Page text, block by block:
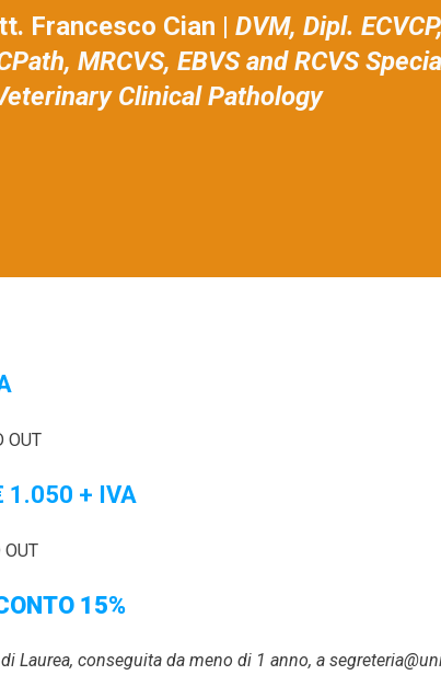
Francesco Cian |DVM, Dipl. ECVCP,
MRCVS, EBVS and RCVS
Clinical Pathology
OUT
1.050 + IVA
15%
Laurea, conseguita da meno di 1 anno, a